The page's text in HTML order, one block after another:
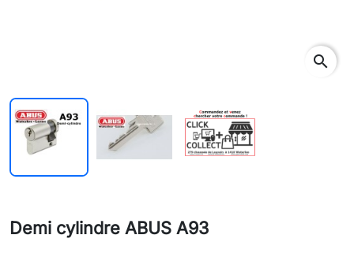
search
Demi cylindre ABUS A93